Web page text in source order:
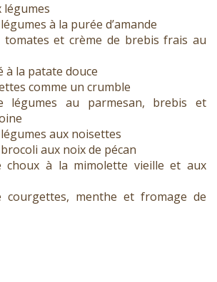
légumes
à la purée d’amande
tomates et crème de brebis frais au
à la patate douce
comme un crumble
légumes au parmesan, brebis et
aux noisettes
aux noix de pécan
choux à la mimolette vieille et aux
courgettes, menthe et fromage de